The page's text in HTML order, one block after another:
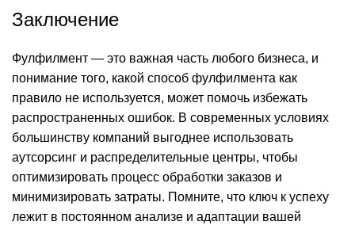
Заключение
Фулфилмент — это важная часть любого бизнеса, и
понимание того, какой способ фулфилмента как
правило не используется, может помочь избежать
распространенных ошибок. В современных условиях
большинству компаний выгоднее использовать
аутсорсинг и распределительные центры, чтобы
оптимизировать процесс обработки заказов и
минимизировать затраты. Помните, что ключ к успеху
лежит в постоянном анализе и адаптации вашей